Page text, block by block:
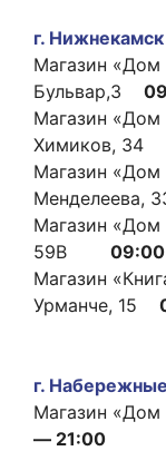
г. Нижнекамск
Магазин
Бульвар,3
Магазин «Дом
Химиков, 34
Магазин «Дом
Магазин «Дом
59В
Магазин
Урманче, 15
г.
Магазин
— 21:00